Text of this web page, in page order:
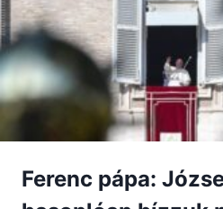
LÁNCAI!
Ferenc pápa: